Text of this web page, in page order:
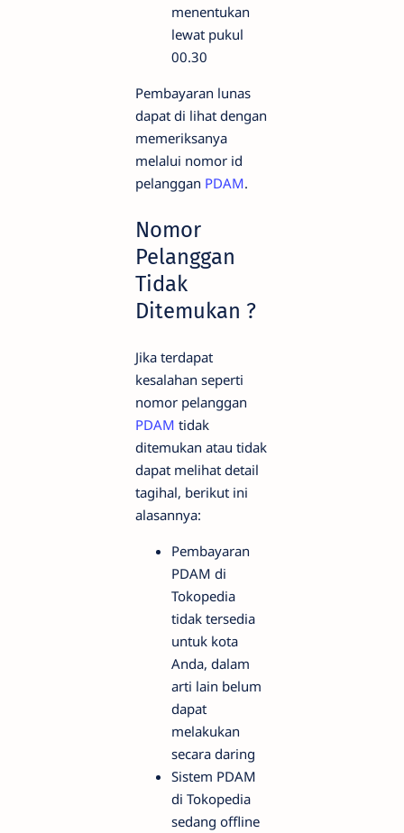
menentukan
lewat pukul
00.30
Pembayaran lunas
dapat di lihat dengan
memeriksanya
melalui nomor id
pelanggan PDAM.
Nomor
Pelanggan
Tidak
Ditemukan ?
Jika terdapat
kesalahan seperti
nomor pelanggan
PDAM tidak
ditemukan atau tidak
dapat melihat detail
tagihal, berikut ini
alasannya:
Pembayaran
PDAM di
Tokopedia
tidak tersedia
untuk kota
Anda, dalam
arti lain belum
dapat
melakukan
secara daring
Sistem PDAM
di Tokopedia
sedang offline